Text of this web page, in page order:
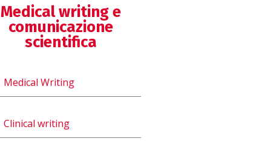
Medical writing e
comunicazione
scientifica
Medical Writing
Clinical writing